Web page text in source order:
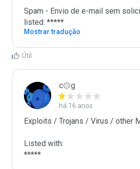
Spam - Envio de e-mail sem
listed: *****
Mostrar tradução
Útil
c۞g
há 16 anos
Exploits / Trojans / Virus / other
Listed with:
*****